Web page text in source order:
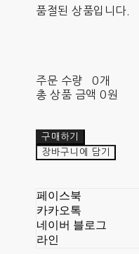
품절된 상품입니다.
주문 수량
0개
총 상품 금액 0원
구매하기
장바구니에 담기
페이스북
카카오톡
네이버 블로그
라인